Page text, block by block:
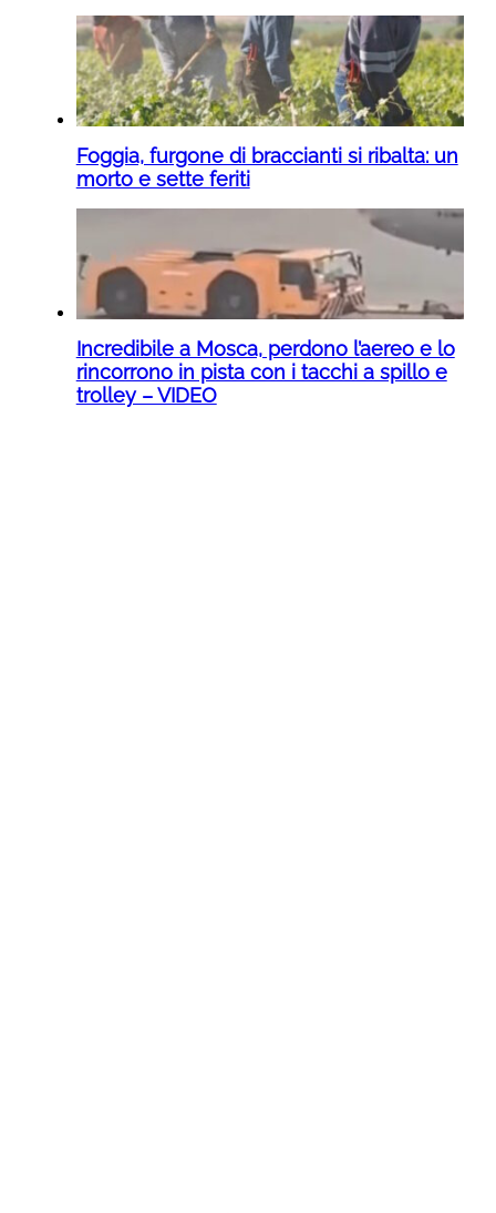
Foggia, furgone di braccianti si ribalta: un
morto e sette feriti
Incredibile a Mosca, perdono l’aereo e lo
rincorrono in pista con i tacchi a spillo e
trolley – VIDEO